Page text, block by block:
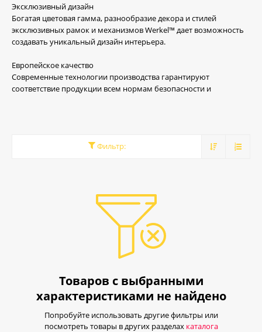
Эксклюзивный дизайн
Богатая цветовая гамма, разнообразие декора и стилей
эксклюзивных рамок и механизмов Werkel™ дает возможность
создавать уникальный дизайн интерьера.
Европейское качество
Современные технологии производства гарантируют
соответствие продукции всем нормам безопасности и
на удобство потребителей и реализуют решения, требующие
Фильтр:
Товаров с выбранными
характеристиками не найдено
Попробуйте использовать другие фильтры или
посмотреть товары в других разделах каталога